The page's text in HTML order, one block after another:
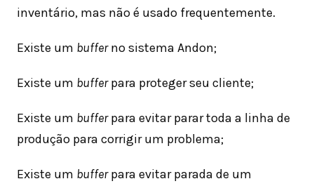
inventário, mas não é usado frequentemente.
Existe um bufferno sistema Andon;
Existe um bufferpara proteger seu cliente;
Existe um bufferpara evitar parar toda a linha de
produção para corrigir um problema;
Existe um bufferpara evitar parada de um